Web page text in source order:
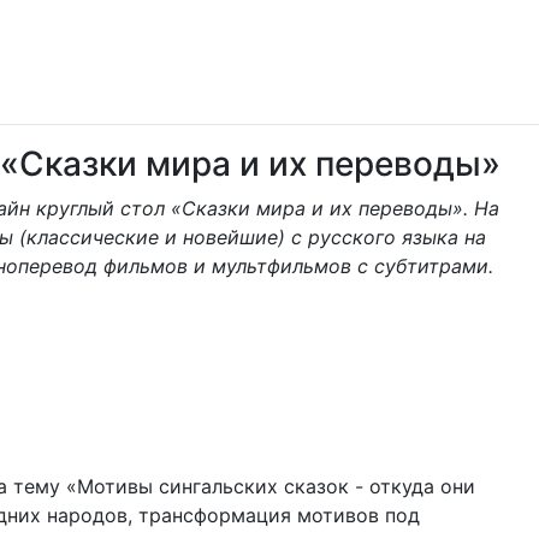
мира и их переводы»
круглый стол «Сказки мира и их переводы». На
и новейшие) с русского языка на
фильмов и мультфильмов с субтитрами.
«Мотивы сингальских сказок - откуда они
народов, трансформация мотивов под